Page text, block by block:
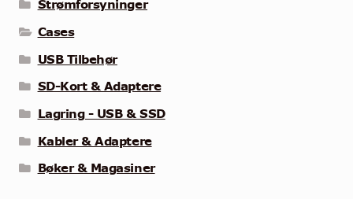
Strømforsyninger
Cases
USB Tilbehør
SD-Kort & Adaptere
Lagring - USB & SSD
Kabler & Adaptere
Bøker & Magasiner